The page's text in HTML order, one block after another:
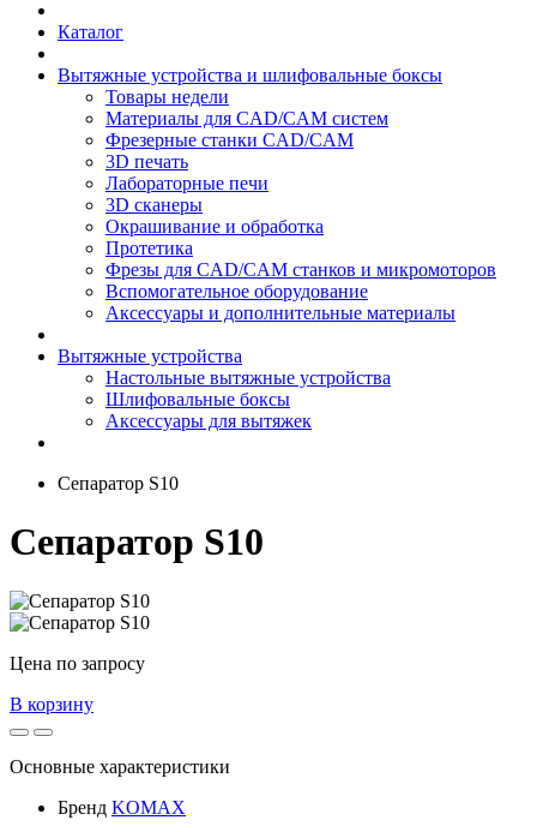
Каталог
Вытяжные устройства и шлифовальные боксы
Товары недели
Материалы для CAD/CAM систем
Фрезерные станки CAD/CAM
3D печать
Лабораторные печи
3D сканеры
Окрашивание и обработка
Протетика
Фрезы для CAD/CAM станков и микромоторов
Вспомогательное оборудование
Аксессуары и дополнительные материалы
Вытяжные устройства
Настольные вытяжные устройства
Шлифовальные боксы
Аксессуары для вытяжек
Сепаратор S10
Сепаратор S10
Цена по запросу
В корзину
Основные характеристики
Бренд KOMAX